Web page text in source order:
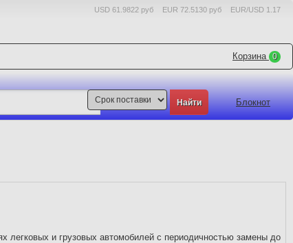
USD 61.9822 руб EUR 72.5130 руб EUR/USD 1.17
Корзина 0
Блокнот
легковых и грузовых автомобилей с периодичностью замены до